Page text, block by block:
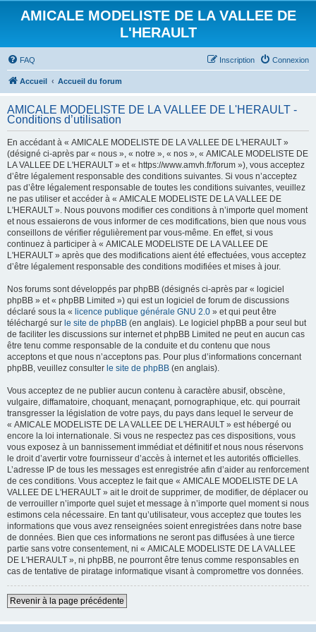
AMICALE MODELISTE DE LA VALLEE DE
L'HERAULT
FAQ Connexion
Inscription
Accueil Accueil du forum
AMICALE MODELISTE DE LA VALLEE DE L'HERAULT -
Conditions d’utilisation
En accédant à « AMICALE MODELISTE DE LA VALLEE DE L'HERAULT »
(désigné ci-après par « nous », « notre », « nos », « AMICALE MODELISTE DE
LA VALLEE DE L'HERAULT » et « https://www.amvh.fr/forum »), vous acceptez
d’être légalement responsable des conditions suivantes. Si vous n’acceptez
pas d’être légalement responsable de toutes les conditions suivantes, veuillez
ne pas utiliser et accéder à « AMICALE MODELISTE DE LA VALLEE DE
L'HERAULT ». Nous pouvons modifier ces conditions à n’importe quel moment
et nous essaierons de vous informer de ces modifications, bien que nous vous
conseillons de vérifier régulièrement par vous-même. En effet, si vous
continuez à participer à « AMICALE MODELISTE DE LA VALLEE DE
L'HERAULT » après que des modifications aient été effectuées, vous acceptez
d’être légalement responsable des conditions modifiées et mises à jour.
Nos forums sont développés par phpBB (désignés ci-après par « logiciel
phpBB » et « phpBB Limited ») qui est un logiciel de forum de discussions
déclaré sous la « licence publique générale GNU 2.0 » et qui peut être
téléchargé sur le site de phpBB (en anglais). Le logiciel phpBB a pour seul but
de faciliter les discussions sur internet et phpBB Limited ne peut en aucun cas
être tenu comme responsable de la conduite et du contenu que nous
acceptons et que nous n’acceptons pas. Pour plus d’informations concernant
phpBB, veuillez consulter le site de phpBB (en anglais).
Vous acceptez de ne publier aucun contenu à caractère abusif, obscène,
vulgaire, diffamatoire, choquant, menaçant, pornographique, etc. qui pourrait
transgresser la législation de votre pays, du pays dans lequel le serveur de
« AMICALE MODELISTE DE LA VALLEE DE L'HERAULT » est hébergé ou
encore la loi internationale. Si vous ne respectez pas ces dispositions, vous
vous exposez à un bannissement immédiat et définitif et nous nous réservons
le droit d’avertir votre fournisseur d’accès à internet et les autorités officielles.
L’adresse IP de tous les messages est enregistrée afin d’aider au renforcement
de ces conditions. Vous acceptez le fait que « AMICALE MODELISTE DE LA
VALLEE DE L'HERAULT » ait le droit de supprimer, de modifier, de déplacer ou
de verrouiller n’importe quel sujet et message à n’importe quel moment si nous
estimons cela nécessaire. En tant qu’utilisateur, vous acceptez que toutes les
informations que vous avez renseignées soient enregistrées dans notre base
de données. Bien que ces informations ne seront pas diffusées à une tierce
partie sans votre consentement, ni « AMICALE MODELISTE DE LA VALLEE
DE L'HERAULT », ni phpBB, ne pourront être tenus comme responsables en
cas de tentative de piratage informatique visant à compromettre vos données.
Revenir à la page précédente